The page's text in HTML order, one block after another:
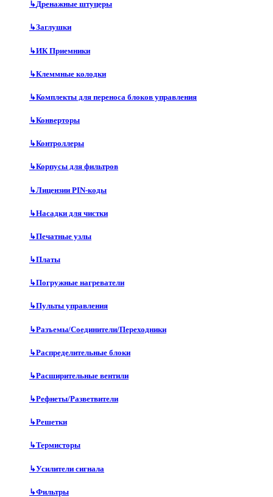
↳Дренажные штуцеры
↳Заглушки
↳ИК Приемники
↳Клеммные колодки
↳Комплекты для переноса блоков управления
↳Конверторы
↳Контроллеры
↳Корпусы для фильтров
↳Лицензии PIN-коды
↳Насадки для чистки
↳Печатные узлы
↳Платы
↳Погружные нагреватели
↳Пульты управления
↳Разъемы/Соединители/Переходники
↳Распределительные блоки
↳Расширительные вентили
↳Рефнеты/Разветвители
↳Решетки
↳Термисторы
↳Усилители сигнала
↳Фильтры